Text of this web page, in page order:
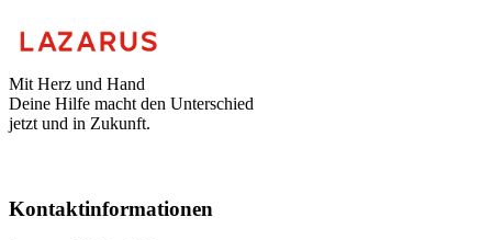
Mit Herz und Hand
Deine Hilfe macht den Unterschied
jetzt und in Zukunft.
Kontaktinformationen